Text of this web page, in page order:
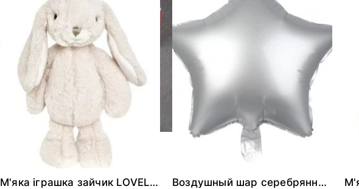
М'яка іграшка зайчик LOVELY
Воздушный шар серебрянная